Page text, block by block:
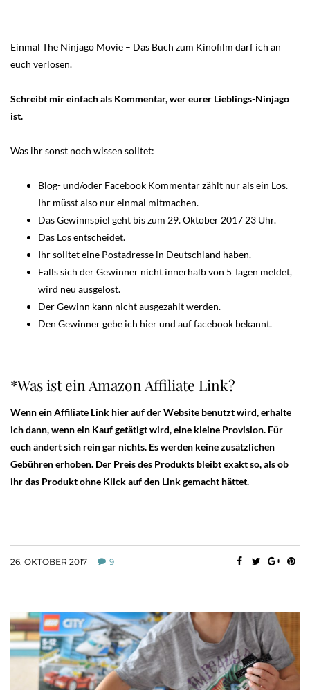
Einmal The Ninjago Movie – Das Buch zum Kinofilm darf ich an
euch verlosen.
Schreibt mir einfach als Kommentar, wer eurer Lieblings-Ninjago
ist.
Was ihr sonst noch wissen solltet:
Blog- und/oder Facebook Kommentar zählt nur als ein Los.
Ihr müsst also nur einmal mitmachen.
Das Gewinnspiel geht bis zum 29. Oktober 2017 23 Uhr.
Das Los entscheidet.
Ihr solltet eine Postadresse in Deutschland haben.
Falls sich der Gewinner nicht innerhalb von 5 Tagen meldet,
wird neu ausgelost.
Der Gewinn kann nicht ausgezahlt werden.
Den Gewinner gebe ich hier und auf facebook bekannt.
*Was ist ein Amazon Affiliate Link?
Wenn ein Affiliate Link hier auf der Website benutzt wird, erhalte
ich dann, wenn ein Kauf getätigt wird, eine kleine Provision. Für
euch ändert sich rein gar nichts. Es werden keine zusätzlichen
Gebühren erhoben. Der Preis des Produkts bleibt exakt so, als ob
ihr das Produkt ohne Klick auf den Link gemacht hättet.
26. OKTOBER 2017 9